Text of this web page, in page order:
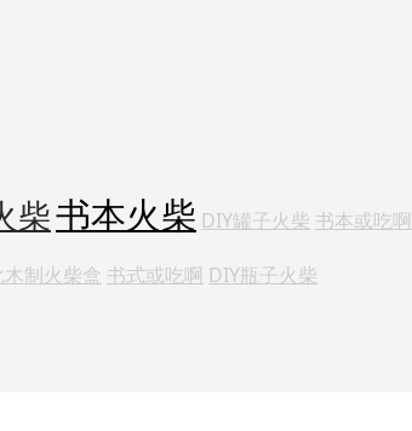
柴书本火柴 DIY罐子火柴 书本或吃啊
制火柴盒 书式或吃啊 DIY瓶子火柴